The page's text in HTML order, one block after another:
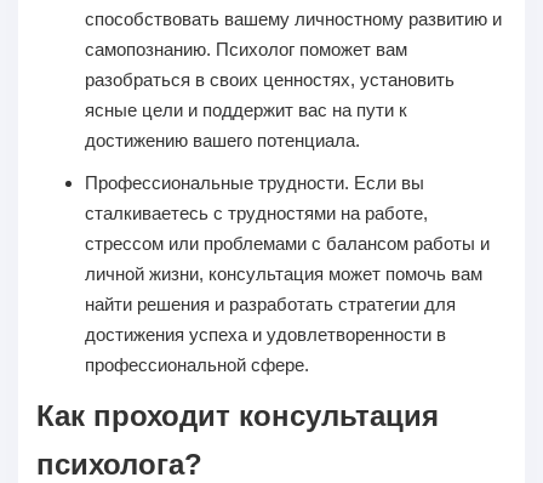
способствовать вашему личностному развитию и
самопознанию. Психолог поможет вам
разобраться в своих ценностях, установить
ясные цели и поддержит вас на пути к
достижению вашего потенциала.
Профессиональные трудности. Если вы
сталкиваетесь с трудностями на работе,
стрессом или проблемами с балансом работы и
личной жизни, консультация может помочь вам
найти решения и разработать стратегии для
достижения успеха и удовлетворенности в
профессиональной сфере.
Как проходит консультация
психолога?